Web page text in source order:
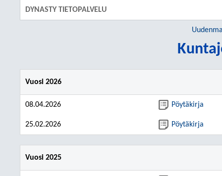
DYNASTY TIETOPALVELU
Vuosi 2026
08.04.2026 Pöytäkirja
25.02.2026 Pöytäkirja
Vuosi 2025